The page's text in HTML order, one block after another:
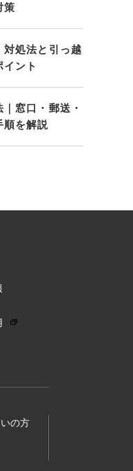
策
対処法と引っ越
ント
窓口・郵送・
順を解説
の⽅